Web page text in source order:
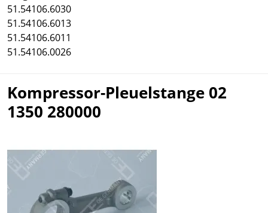
51.54106.6030
51.54106.6013
51.54106.6011
51.54106.0026
Kompressor-Pleuelstange 02
1350 280000